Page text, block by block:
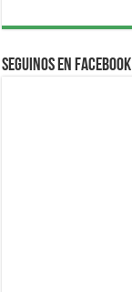
Seguinos en Facebook